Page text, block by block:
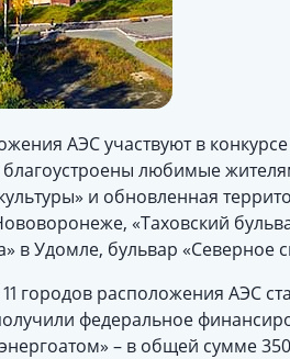
АЭС участвуют в
любимые
и обновленная
«Таховский
в Удомле, бульвар «Северное
11 городов расположения АЭС
федеральное
– в общей сумме